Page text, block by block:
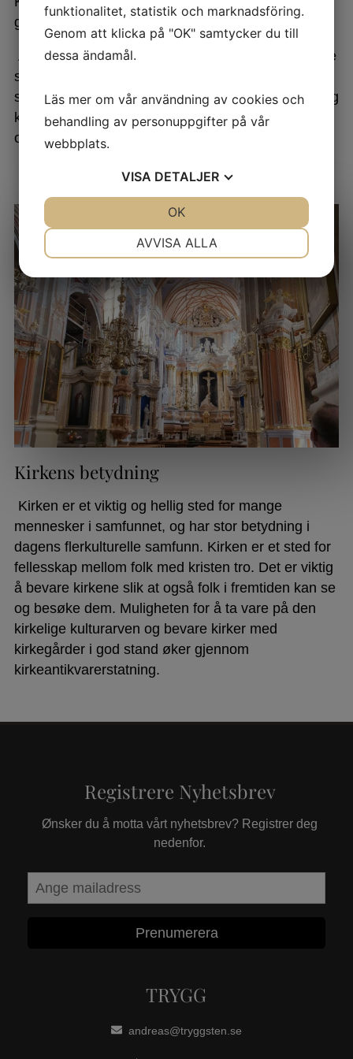
gir oversikt over kirkelige kulturverdier
Arbeid med kirkelig kulturarv er vernet ved lov, noe
som bidrar til at det er bestemte handlingsregler
som må følges. Arbeid med vedlikehold av kirker og
kirkegårder er finansiert av kirkeantikvarerstatning
og må derfor følge disse ordensregler.
Kirkens betydning
Kirken er et viktig og hellig sted for mange
mennesker i samfunnet, og har stor betydning i
dagens flerkulturelle samfunn. Kirken er et sted for
fellesskap mellom folk med kristen tro. Det er viktig
å bevare kirkene slik at også folk i fremtiden kan se
og besøke dem. Muligheten for å ta vare på den
kirkelige kulturarven og bevare kirker med
kirkegårder i god stand øker gjennom
kirkeantikvarerstatning.
Registrere Nyhetsbrev
Ønsker du å motta vårt nyhetsbrev? Registrer deg
nedenfor.
Prenumerera
TRYGG
andreas@tryggsten.se
funktionalitet, statistik och marknadsföring.
Genom att klicka på "OK" samtycker du till
dessa ändamål.
Läs mer om vår användning av cookies och
behandling av personuppgifter på vår
webbplats.
VISA DETALJER
MARKNADSFÖRING STATISTIK
AVVISA ALLA
OK